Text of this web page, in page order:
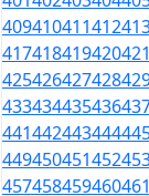
409410411412
417418419420421
425426427428
433434435436
441442443444
449450451452
457458459460461